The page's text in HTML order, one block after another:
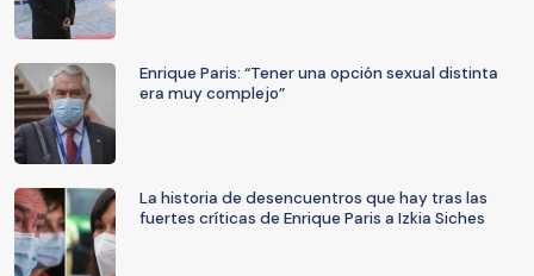
Enrique Paris: “Tener una opción sexual distinta
era muy complejo”
La historia de desencuentros que hay tras las
fuertes críticas de Enrique Paris a Izkia Siches